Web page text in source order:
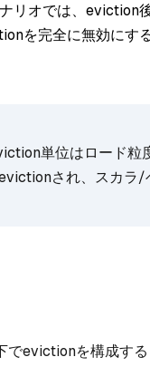
リオでは、eviction
を完全に無効にす
単位はロード粒
され、スカラ/
でevictionを構成する